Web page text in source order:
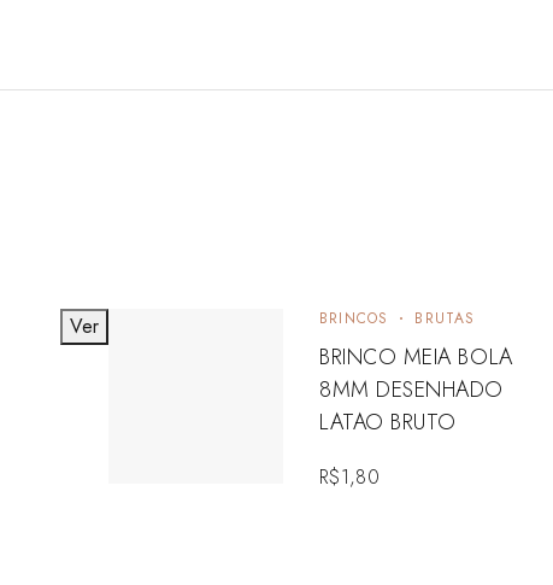
BRINCOS BRUTAS
BRINCO MEIA BOLA
8MM DESENHADO
LATAO BRUTO
R$1,80
Ver